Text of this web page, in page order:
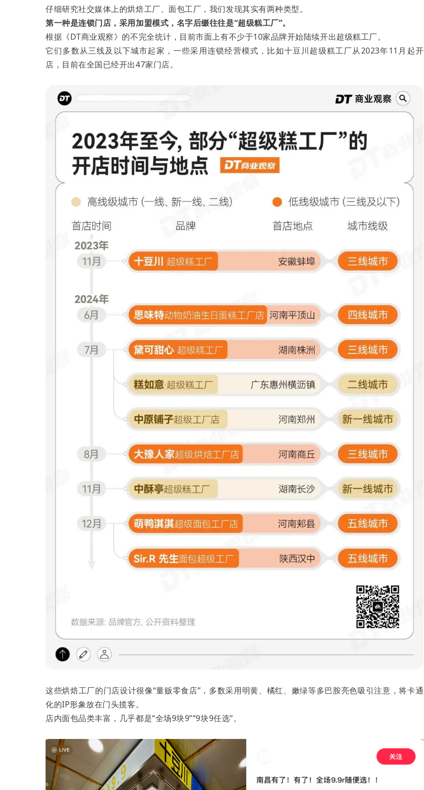
仔细研究社交媒体上的烘焙工厂、面包工厂，我们发现其实有两种类型。
第一种是连锁门店，采用加盟模式，名字后缀往往是“超级糕工厂”。
根据《DT商业观察》的不完全统计，目前市面上有不少于10家品牌开始陆续开出超级糕工厂。
它们多数从三线及以下城市起家，一些采用连锁经营模式，比如十豆川超级糕工厂从2023年11月起开
店，目前在全国已经开出47家门店。
这些烘焙工厂的门店设计很像“量贩零食店”，多数采用明黄、橘红、嫩绿等多巴胺亮色吸引注意，将卡通
化的IP形象放在门头揽客。
店内面包品类丰富，几乎都是“全场9块9”“9块9任选”。